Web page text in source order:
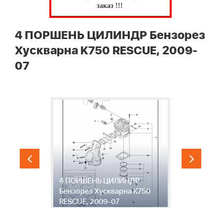
заказ !!!
4 ПОРШЕНЬ ЦИЛИНДР Бензорез
Хускварна K750 RESCUE, 2009-
07
4 ПОРШЕНЬ ЦИЛИНДР
Бензорез Хускварна K750
RESCUE, 2009-07